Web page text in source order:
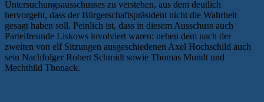
Untersuchungsausschusses zu verstehen, aus dem deutlich
hervorgeht, dass der Bürgerschaftspräsident nicht die Wahrheit
gesagt haben soll. Peinlich ist, dass in diesem Ausschuss auch
Parteifreunde Liskows involviert waren: neben dem nach der
zweiten von elf Sitzungen ausgeschiedenen Axel Hochschild auch
sein Nachfolger Robert Schmidt sowie Thomas Mundt und
Mechthild Thonack.